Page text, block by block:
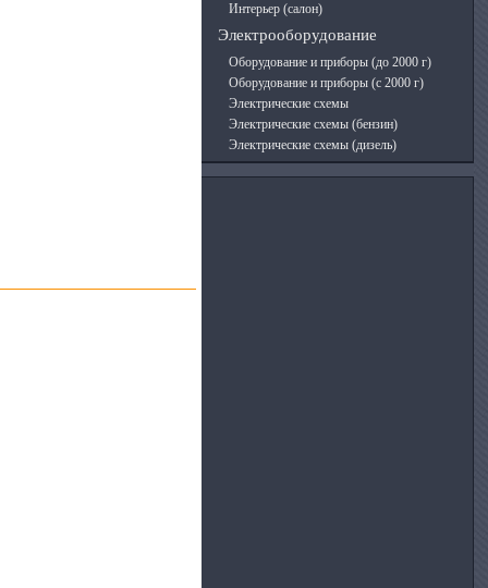
Интерьер (салон)
Электрооборудование
Оборудование и приборы (до 2000 г)
Оборудование и приборы (с 2000 г)
Электрические схемы
Электрические схемы (бензин)
Электрические схемы (дизель)